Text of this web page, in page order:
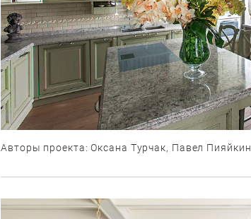
Авторы проекта: Оксана Турчак, Павел Пияйкин